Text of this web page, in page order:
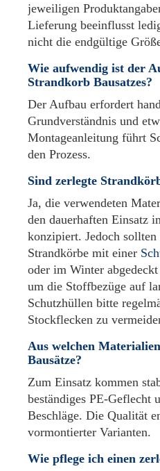
jeweiligen
Lieferung beeinflusst
nicht die endgültige
Wie aufwendig ist der
Strandkorb Bausatzes?
Der Aufbau erfordert
Grundverständnis und
Montageanleitung führt
den Prozess.
Sind zerlegte
Ja, die verwendeten
den dauerhaften Einsatz
konzipiert. Jedoch
Strandkörbe mit einer
oder im Winter
um die Stoffbezüge auf
Schutzhüllen bitte
Stockflecken zu
Aus welchen
Bausätze?
Zum Einsatz kommen
beständiges PE-Geflecht
Beschläge. Die Qualität
vormontierter Varianten.
Wie pflege ich einen